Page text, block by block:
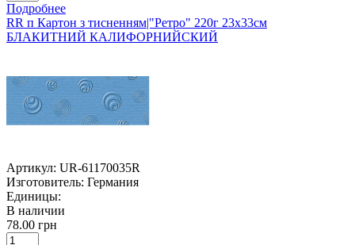
Подробнее
RR п Картон з тисненням|"Ретро" 220г 23х33см
БЛАКИТНИЙ КАЛИФОРНИЙСКИЙ
Артикул: UR-61170035R
Изготовитель: Германия
Единицы:
В наличии
78.00 грн